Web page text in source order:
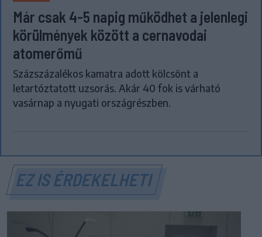
Már csak 4-5 napig működhet a jelenlegi
körülmények között a cernavodai
atomerőmű
Százszázalékos kamatra adott kölcsönt a
letartóztatott uzsorás. Akár 40 fok is várható
vasárnap a nyugati országrészben.
EZ IS ÉRDEKELHETI